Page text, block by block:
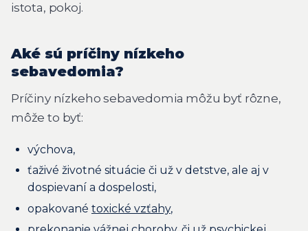
istota, pokoj.
Aké sú príčiny nízkeho
sebavedomia?
Príčiny nízkeho sebavedomia môžu byť rôzne,
môže to byť:
výchova,
ťaživé životné situácie či už v detstve, ale aj v
dospievaní a dospelosti,
opakované toxické vzťahy,